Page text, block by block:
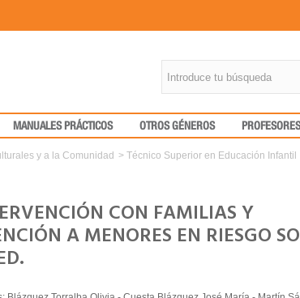
MANUALES PRÁCTICOS OTROS GÉNEROS
y a la Comunidad > Técnico Superior en Educación Infantil
CON FAMILIAS Y
A MENORES EN RIESGO